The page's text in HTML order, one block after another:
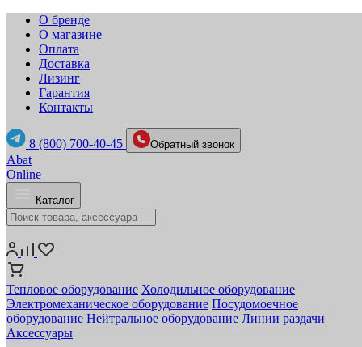
О бренде
О магазине
Оплата
Доставка
Лизинг
Гарантия
Контакты
8 (800) 700-40-45 Обратный звонок
Abat
Online
Каталог
Тепловое оборудование Холодильное оборудование
Электромеханическое оборудование Посудомоечное
оборудование Нейтральное оборудование Линии раздачи
Аксессуары